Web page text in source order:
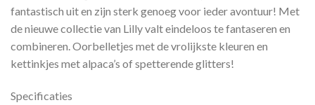
fantastisch uit en zijn sterk genoeg voor ieder avontuur! Met
de nieuwe collectie van Lilly valt eindeloos te fantaseren en
combineren. Oorbelletjes met de vrolijkste kleuren en
kettinkjes met alpaca’s of spetterende glitters!
Specificaties